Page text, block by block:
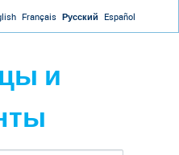
Français Русский Español
и